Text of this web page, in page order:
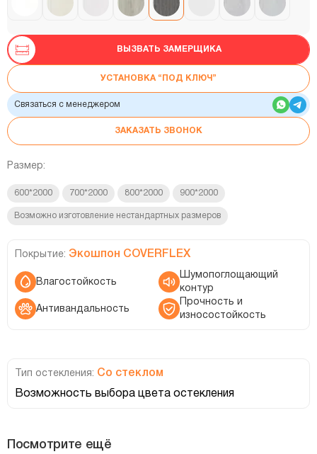
ВЫЗВАТЬ ЗАМЕРЩИКА
УСТАНОВКА “ПОД КЛЮЧ”
Связаться с менеджером
ЗАКАЗАТЬ ЗВОНОК
Размер:
600*2000 700*2000 800*2000 900*2000
Возможно изготовление нестандартных размеров
Покрытие: Экошпон COVERFLEX
Влагостойкость
Шумопоглощающий
контур
Антивандальность
Прочность и
износостойкость
Тип остекления: Со стеклом
Возможность выбора цвета остекления
Посмотрите ещё